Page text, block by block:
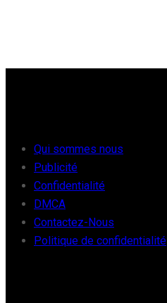
Qui sommes nous
Publicité
Confidentialité
DMCA
Contactez-Nous
Politique de confidentialité